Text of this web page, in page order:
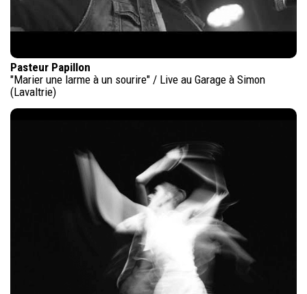
Pasteur Papillon
"Marier une larme à un sourire" / Live au Garage à Simon
(Lavaltrie)